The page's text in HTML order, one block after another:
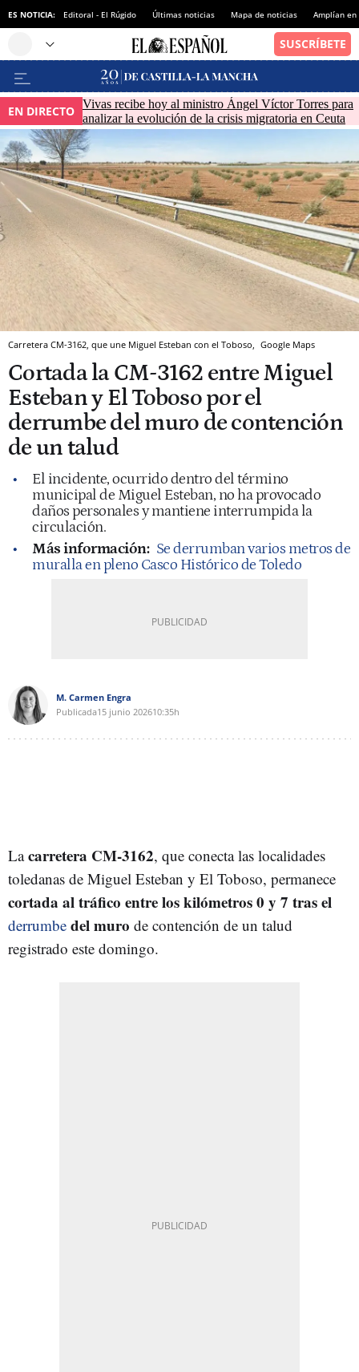
ES NOTICIA: Editoral - El Rúgido Últimas noticias Mapa de noticias Amplían
EN DIRECTO Vivas recibe hoy al ministro Ángel Víctor Torres para
analizar la evolución de la crisis migratoria en Ceuta
Carretera CM-3162, que une Miguel Esteban con el Toboso, Google Maps
Cortada la CM-3162 entre Miguel
Esteban y El Toboso por el
derrumbe del muro de contención
de un talud
El incidente, ocurrido dentro del término
municipal de Miguel Esteban, no ha provocado
daños personales y mantiene interrumpida la
circulación.
Más información: Se derrumban varios metros de
muralla en pleno Casco Histórico de Toledo
M. Carmen Engra
Publicada15 junio 202610:35h
Lacarretera CM-3162, que conecta las localidades
toledanas de Miguel Esteban y El Toboso, permanece
cortada al tráfico entre los kilómetros 0 y 7 tras el
derrumbe del muro de contención de un talud
registrado este domingo.